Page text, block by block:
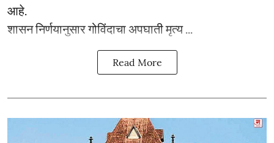
आहे.
शासन निर्णयानुसार गोविंदाचा अपघाती मृत्य ...
Read More